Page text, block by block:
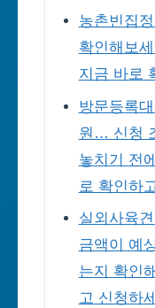
농촌빈집
확인해보
지금 바로
방문등록
원… 신청
놓치기 전
로 확인하
실외사육
금액이 예
는지 확인
고 신청하